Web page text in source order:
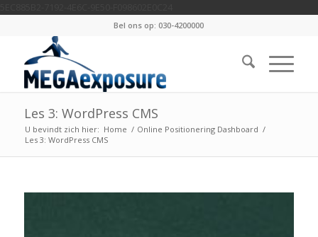
Bel ons op: 030-4200000
Les 3: WordPress CMS
U bevindt zich hier: Home / Online Positionering Dashboard /
Les 3: WordPress CMS